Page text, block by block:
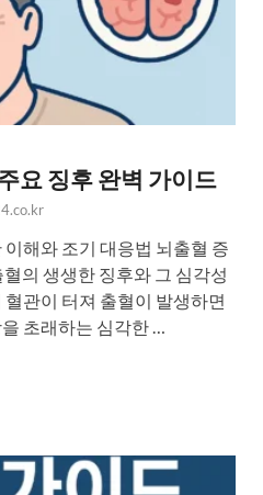
요 징후 완벽 가이드
해와 조기 대응법 뇌출혈 증
의 생생한 징후와 그 심각성
관이 터져 출혈이 발생하면
초래하는 심각한 …